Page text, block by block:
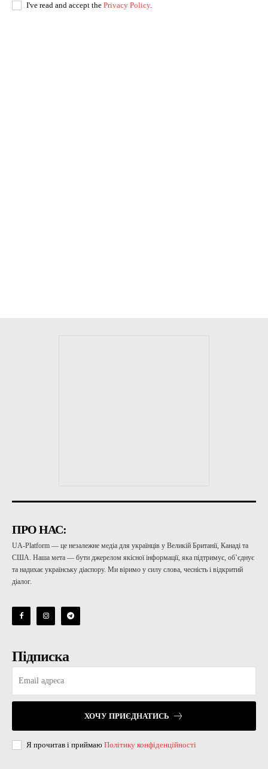
I've read and accept the Privacy Policy.
ПРО НАС:
UA-Platform — це незалежне медіа для українців у Великій Британії, Канаді та
США. Наша мета — бути джерелом якісної інформації, яка підтримує, об’єднує
та надихає українську діаспору. Ми віримо у силу слова, чесність і відкритий
діалог.
Підписка
ХОЧУ ПРИЄДНАТИСЬ
Я прочитав і приймаю Політику конфіденційності